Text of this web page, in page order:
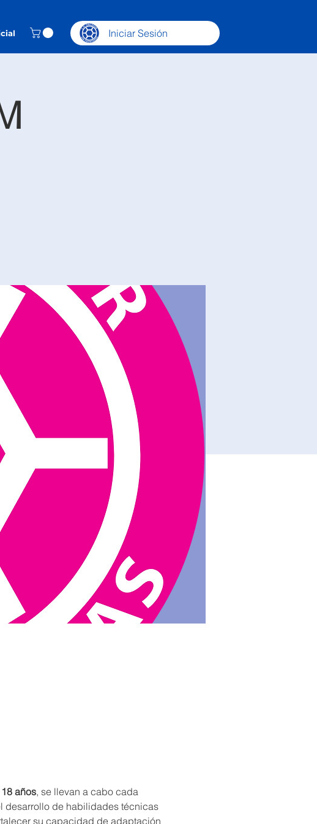
Iniciar Sesión
años, se llevan a cabo cada
desarrollo de habilidades técnicas
su capacidad de adaptación